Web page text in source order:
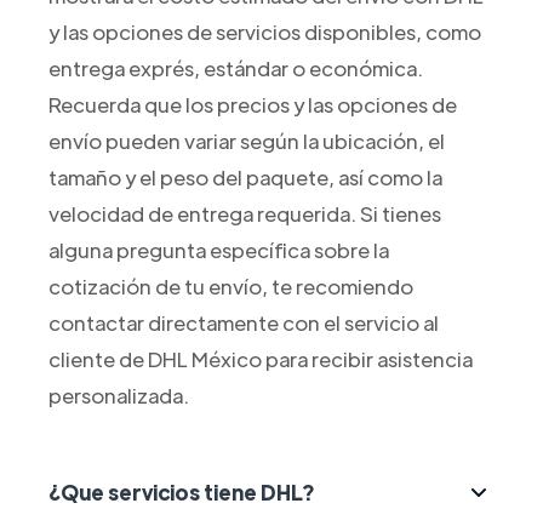
y las opciones de servicios disponibles, como
entrega exprés, estándar o económica.
Recuerda que los precios y las opciones de
envío pueden variar según la ubicación, el
tamaño y el peso del paquete, así como la
velocidad de entrega requerida. Si tienes
alguna pregunta específica sobre la
cotización de tu envío, te recomiendo
contactar directamente con el servicio al
cliente de DHL México para recibir asistencia
personalizada.
¿Que servicios tiene DHL?